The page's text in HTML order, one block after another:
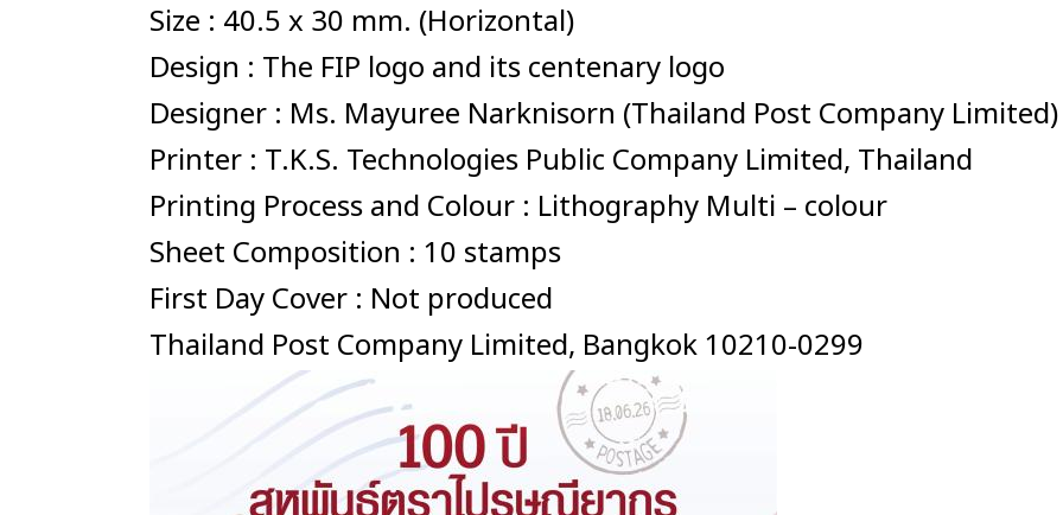
Size : 40.5 x 30 mm. (Horizontal)
Design : The FIP logo and its centenary logo
Designer : Ms. Mayuree Narknisorn (Thailand Post Company Limited)
Printer : T.K.S. Technologies Public Company Limited, Thailand
Printing Process and Colour : Lithography Multi – colour
Sheet Composition : 10 stamps
First Day Cover : Not produced
Thailand Post Company Limited, Bangkok 10210-0299